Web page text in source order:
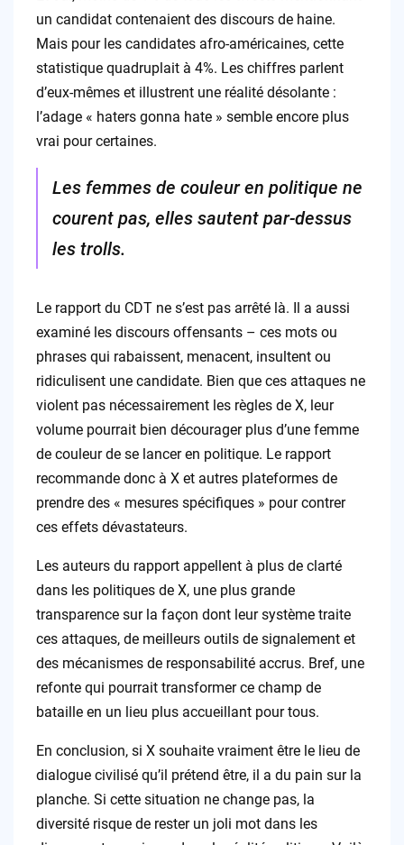
un candidat contenaient des discours de haine.
Mais pour les candidates afro-américaines, cette
statistique quadruplait à 4%. Les chiffres parlent
d’eux-mêmes et illustrent une réalité désolante :
l’adage « haters gonna hate » semble encore plus
vrai pour certaines.
Les femmes de couleur en politique ne
courent pas, elles sautent par-dessus
les trolls.
Le rapport du CDT ne s’est pas arrêté là. Il a aussi
examiné les discours offensants – ces mots ou
phrases qui rabaissent, menacent, insultent ou
ridiculisent une candidate. Bien que ces attaques ne
violent pas nécessairement les règles de X, leur
volume pourrait bien décourager plus d’une femme
de couleur de se lancer en politique. Le rapport
recommande donc à X et autres plateformes de
prendre des « mesures spécifiques » pour contrer
ces effets dévastateurs.
Les auteurs du rapport appellent à plus de clarté
dans les politiques de X, une plus grande
transparence sur la façon dont leur système traite
ces attaques, de meilleurs outils de signalement et
des mécanismes de responsabilité accrus. Bref, une
refonte qui pourrait transformer ce champ de
bataille en un lieu plus accueillant pour tous.
En conclusion, si X souhaite vraiment être le lieu de
dialogue civilisé qu’il prétend être, il a du pain sur la
planche. Si cette situation ne change pas, la
diversité risque de rester un joli mot dans les